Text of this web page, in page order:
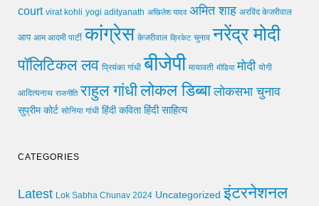
court virat kohli yogi adityanath अखिलेश यादव अमित शाह अरविंद केजरीवाल
आप आम आदमी पार्टी कांग्रेस केजरीवाल क्रिकेट चुनाव नरेंद्र मोदी
पॉलिटिकल लव प्रियंका गांधी बीजेपी मायावती मीडिया मोदी योगी
आदित्यनाथ राजनीति राहुल गांधीलोकल डिब्बा लोकसभा चुनाव
सुप्रीम कोर्ट सोनिया गांधी हिंदी कविता हिंदी साहित्य
CATEGORIES
Latest Lok Sabha Chunav 2024 Uncategorized इंटरनेशनल